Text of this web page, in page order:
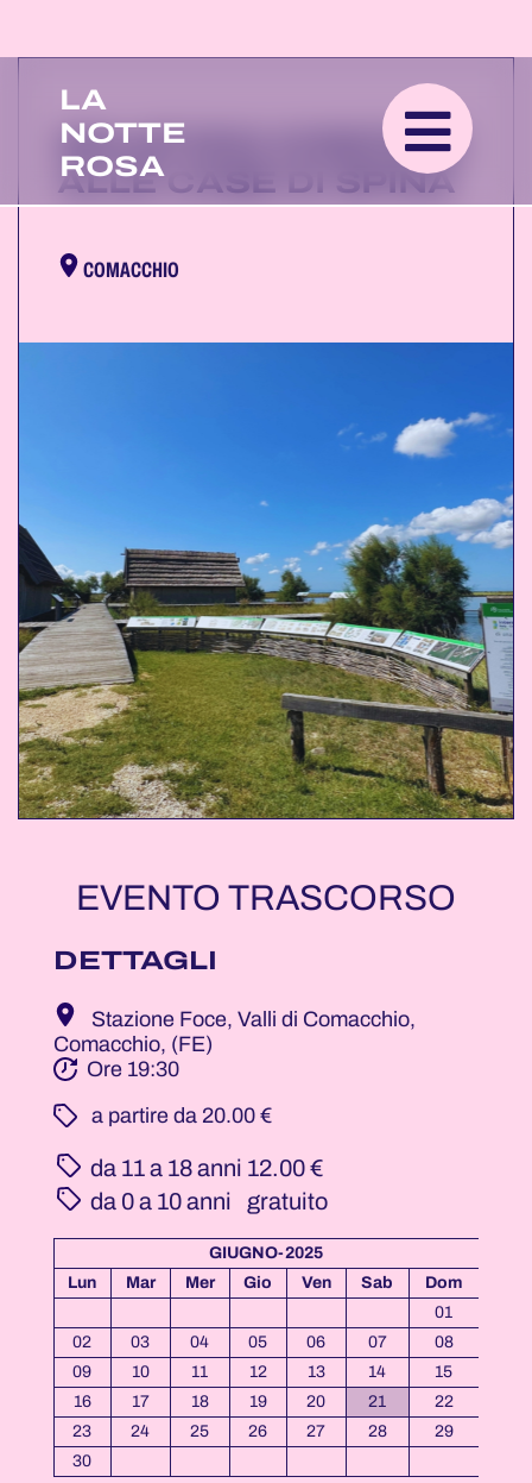
LA
NOTTE
ROSA
SOLSTIZIO D’ESTATE
ALLE CASE DI SPINA
COMACCHIO
EVENTO TRASCORSO
DETTAGLI
Stazione Foce, Valli di Comacchio,
Comacchio, (FE)
Ore 19:30
­ a partire da 20.00 €
da 11 a 18 anni 12.00 €
da 0 a 10 anni
gratuito
GIUGNO-2025
Lun
Mar Mer Gio Ven Sab
Dom
01
02
03 04 05 06 07
08
09
10 11 12 13 14
15
16
17 18 19 20 21
22
23
24 25 26 27 28
29
30